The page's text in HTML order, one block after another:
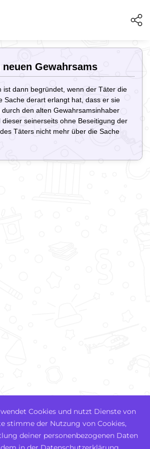
Gewahrsams
ist dann begründet, wenn der Täter die
Sache derart erlangt hat, dass er sie
den alten Gewahrsamsinhaber
seinerseits ohne Beseitigung der
Täters nicht mehr über die Sache
Cookies und nutzt Dienste von
stimme der Nutzung von Cookies,
deiner personenbezogenen Daten